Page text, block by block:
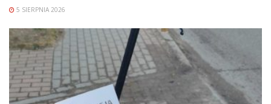
5 SIERPNIA 2026